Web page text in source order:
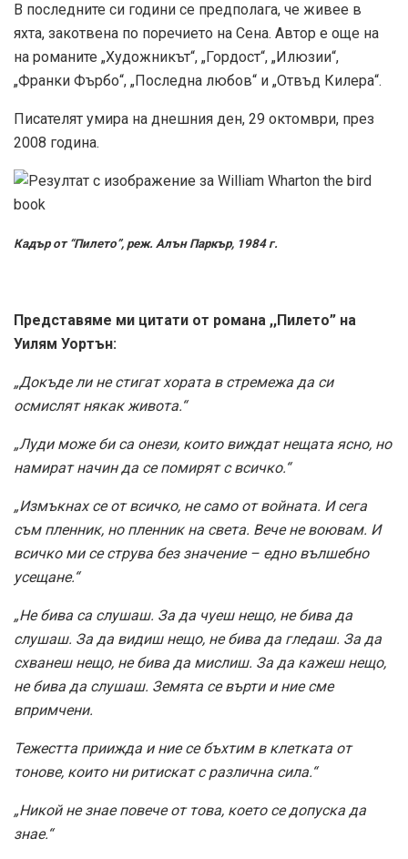
В последните си години се предполага, че живее в
яхта, закотвена по поречието на Сена. Автор е още на
на романите „Художникът“, „Гордост“, „Илюзии“,
„Франки Фърбо“, „Последна любов“ и „Отвъд Килера“.
Писателят умира на днешния ден, 29 октомври, през
2008 година.
Кадър от “Пилето”, реж. Алън Паркър, 1984 г.
Представяме ми цитати от романа ,,Пилето” на
Уилям Уортън:
„Докъде ли не стигат хората в стремежа да си
осмислят някак живота.“
„Луди може би са онези, които виждат нещата ясно, но
намират начин да се помирят с всичко.“
„Измъкнах се от всичко, не само от войната. И сега
съм пленник, но пленник на света. Вече не воювам. И
всичко ми се струва без значение – едно вълшебно
усещане.“
„Не бива са слушаш. За да чуеш нещо, не бива да
слушаш. За да видиш нещо, не бива да гледаш. За да
схванеш нещо, не бива да мислиш. За да кажеш нещо,
не бива да слушаш. Земята се върти и ние сме
впримчени.
Тежестта приижда и ние се бъхтим в клетката от
тонове, които ни ритискат с различна сила.“
„Никой не знае повече от това, което се допуска да
знае.“